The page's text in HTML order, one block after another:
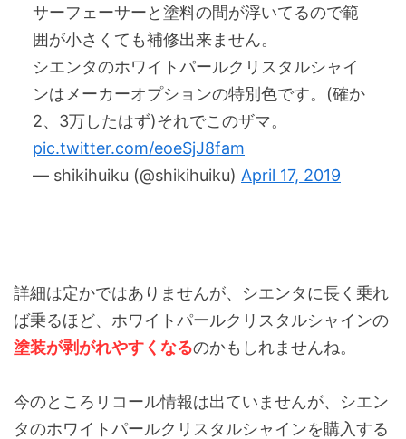
サーフェーサーと塗料の間が浮いてるので範
囲が小さくても補修出来ません。
シエンタのホワイトパールクリスタルシャイ
ンはメーカーオプションの特別色です。(確か
2、3万したはず)それでこのザマ。
pic.twitter.com/eoeSjJ8fam
— shikihuiku (@shikihuiku) April 17, 2019
詳細は定かではありませんが、シエンタに長く乗れ
ば乗るほど、ホワイトパールクリスタルシャインの
塗装が剥がれやすくなるのかもしれませんね。
今のところリコール情報は出ていませんが、シエン
タのホワイトパールクリスタルシャインを購入する